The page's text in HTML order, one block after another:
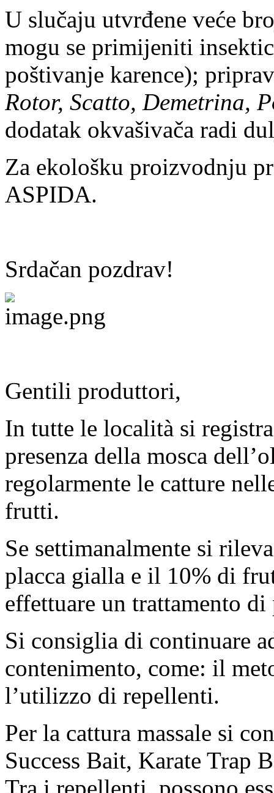
U slučaju utvrđene veće
mogu se primijeniti
poštivanje karence);
Rotor, Scatto, Demetrina,
dodatak okvašivača radi
Za ekološku proizvodnju
ASPIDA.
Srdačan pozdrav!
Gentili produttori,
In tutte le località si
presenza della mosca
regolarmente le catture
frutti.
Se settimanalmente si
placca gialla e il 10% di
effettuare un trattamento di
Si consiglia di continuare
contenimento, come: il
l’utilizzo di repellenti.
Per la cattura massale si
Success Bait, Karate Trap
Tra i repellenti, possono